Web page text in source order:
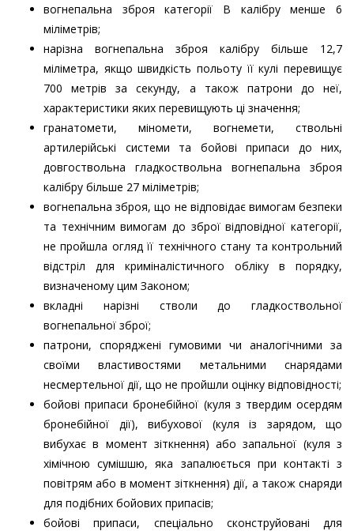
вогнепальна зброя категорії В калібру менше 6
міліметрів;
нарізна вогнепальна зброя калібру більше 12,7
міліметра, якщо швидкість польоту її кулі перевищує
700 метрів за секунду, а також патрони до неї,
характеристики яких перевищують ці значення;
гранатомети, міномети, вогнемети, ствольні
артилерійські системи та бойові припаси до них,
довгоствольна гладкоствольна вогнепальна зброя
калібру більше 27 міліметрів;
вогнепальна зброя, що не відповідає вимогам безпеки
та технічним вимогам до зброї відповідної категорії,
не пройшла огляд її технічного стану та контрольний
відстріл для криміналістичного обліку в порядку,
визначеному цим Законом;
вкладні нарізні стволи до гладкоствольної
вогнепальної зброї;
патрони, споряджені гумовими чи аналогічними за
своїми властивостями метальними снарядами
несмертельної дії, що не пройшли оцінку відповідності;
бойові припаси бронебійної (куля з твердим осердям
бронебійної дії), вибухової (куля із зарядом, що
вибухає в момент зіткнення) або запальної (куля з
хімічною сумішшю, яка запалюється при контакті з
повітрям або в момент зіткнення) дії, а також снаряди
для подібних бойових припасів;
бойові припаси, спеціально сконструйовані для